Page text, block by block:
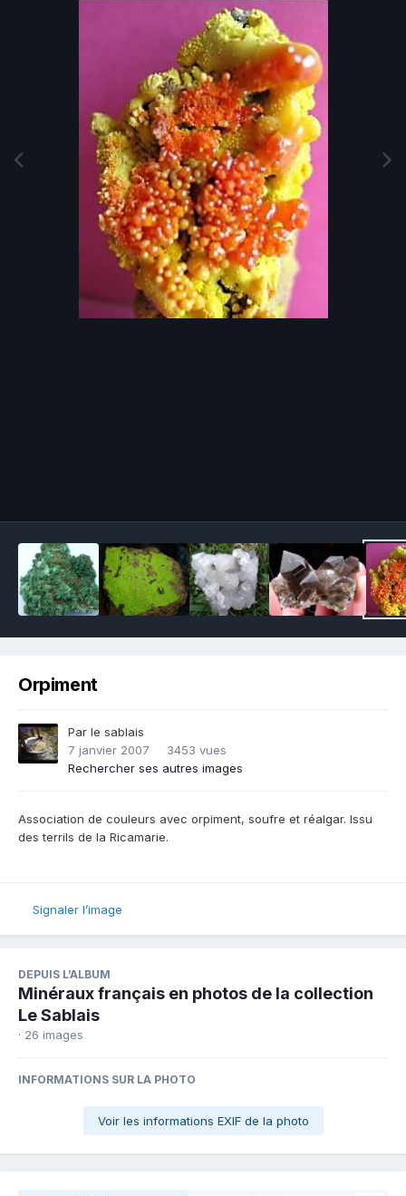
Orpiment
Par le sablais
7 janvier 2007
3453 vues
Rechercher ses autres images
Association de couleurs avec orpiment, soufre et réalgar. Issu
des terrils de la Ricamarie.
Signaler l’image
DEPUIS L’ALBUM
Minéraux français en photos de la collection
Le Sablais
· 26 images
INFORMATIONS SUR LA PHOTO
Voir les informations EXIF de la photo